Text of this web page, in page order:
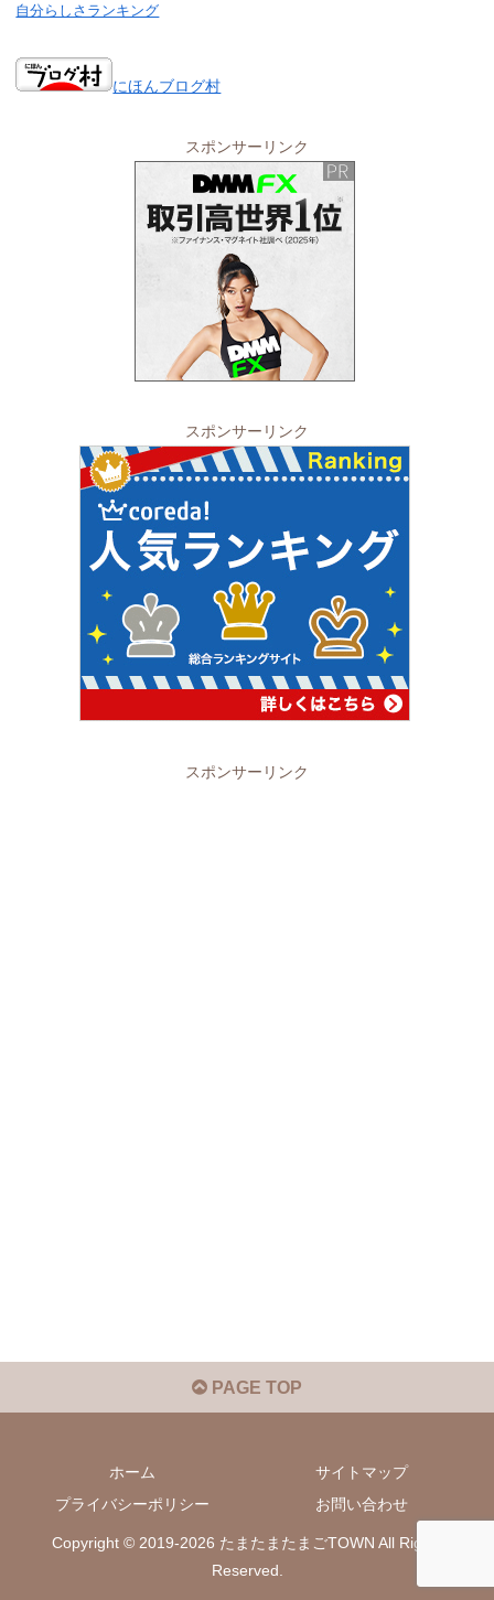
自分らしさランキング
にほんブログ村
スポンサーリンク
スポンサーリンク
スポンサーリンク
PAGE TOP
ホーム
サイトマップ
プライバシーポリシー
お問い合わせ
Copyright © 2019-2026 たまたまたまごTOWN All Rights
Reserved.